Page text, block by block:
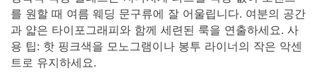
를 원할 때 여름 웨딩 문구류에 잘 어울립니다. 여분의 공간
과 얇은 타이포그래피와 함께 세련된 룩을 연출하세요. 사
용 팁: 핫 핑크색을 모노그램이나 봉투 라이너의 작은 악센
트로 유지하세요.